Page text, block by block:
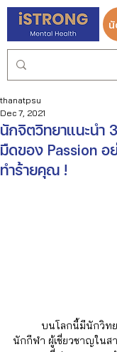
นักจิตวิทยาแนะนำ
มืดของ Passion อ
ทำร้ายคุณ !
thanatpsu
Dec 7, 2021
นักกีฬา ผู้เชี่ยวชาญในส